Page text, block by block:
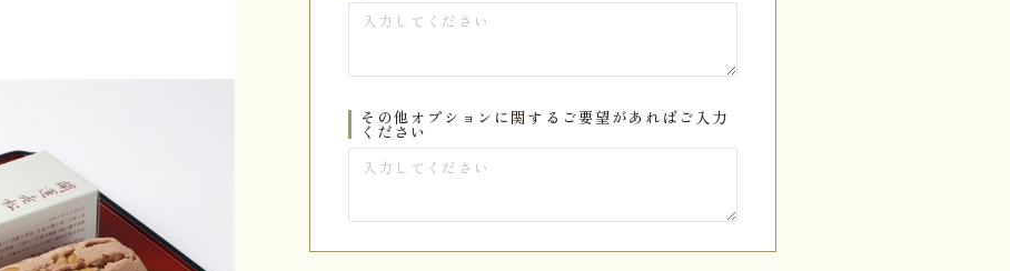
その他オプションに関するご要望があればご入力
ください